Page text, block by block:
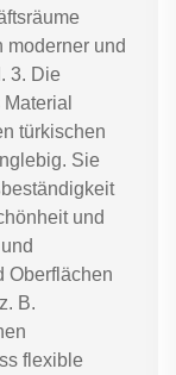
moderner und
3. Die
türkischen
Sie
und
Oberflächen
B.
flexible